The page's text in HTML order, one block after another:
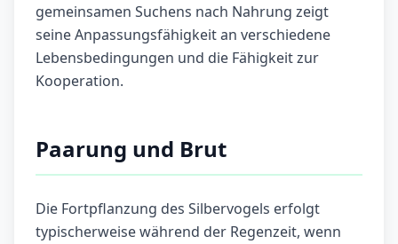
gemeinsamen Suchens nach Nahrung zeigt
seine Anpassungsfähigkeit an verschiedene
Lebensbedingungen und die Fähigkeit zur
Kooperation.
Paarung und Brut
Die Fortpflanzung des Silbervogels erfolgt
typischerweise während der Regenzeit, wenn